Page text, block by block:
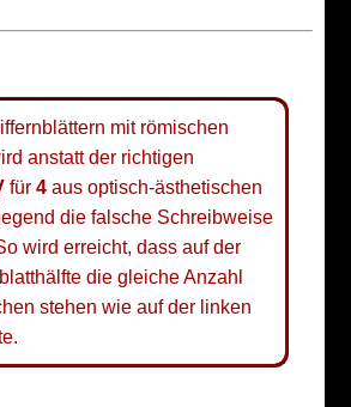
mit römischen
anstatt der richtigen
für 4 aus optisch-ästhetischen
die falsche Schreibweise
wird erreicht, dass auf der
die gleiche Anzahl
stehen wie auf der linken